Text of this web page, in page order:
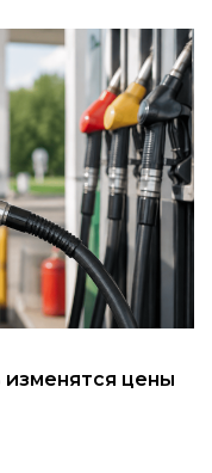
изменятся цены